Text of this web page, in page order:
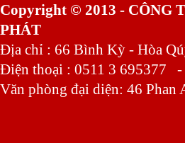
Copyright © 2013 - CÔNG
PHÁT
Địa chỉ : 66 Bình Kỳ - Hòa
Điện thoại : 0511 3 695377
Văn phòng đại diện: 46 Phan